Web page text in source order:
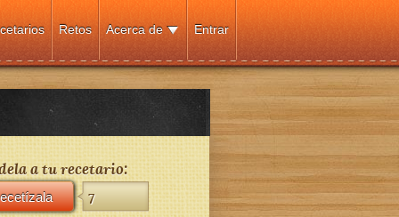
Entrar
Acerca de
Retos
a tu recetario:
7